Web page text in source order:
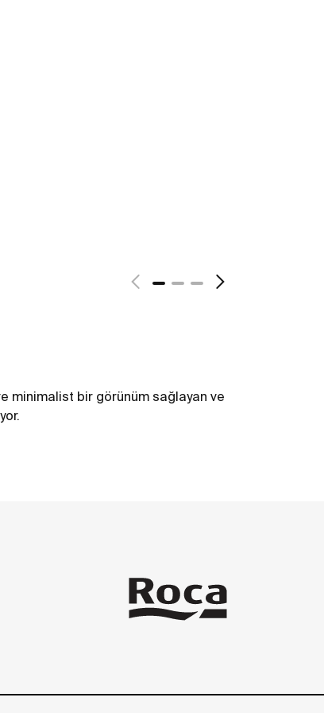
minimalist bir görünüm sağlayan ve